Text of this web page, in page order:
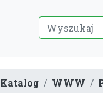
Katalog WWW